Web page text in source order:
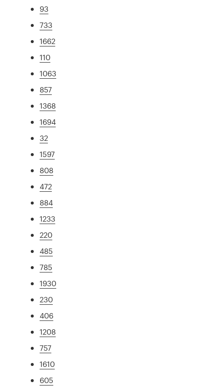
93
733
1662
110
1063
857
1368
1694
32
1597
808
472
884
1233
220
485
785
1930
230
406
1208
757
1610
605